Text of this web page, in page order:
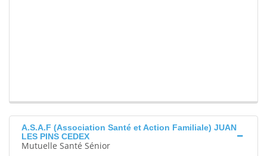
A.S.A.F (Association Santé et Action Familiale) JUAN
LES PINS CEDEX
Mutuelle Santé Sénior